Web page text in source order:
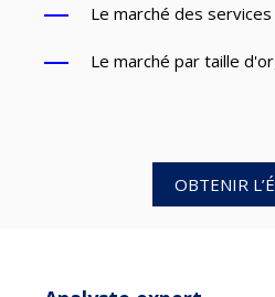
Le marché des
Le marché par taille
OBTENIR